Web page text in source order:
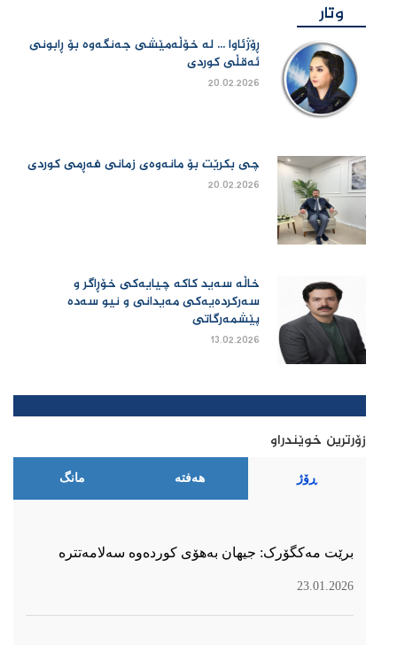
وتار
ڕۆژئاوا ... لە خۆڵەمێشی جەنگەوە بۆ ڕابونی
ئەقڵی کوردی
20.02.2026
چی بكرێت بۆ مانەوەی زمانی فەڕمی كوردی
20.02.2026
خاڵە سەید کاکە چیایەکی خۆڕاگر و
سەرکردەیەکی مەیدانی و نیو سەدە
پێشمەرگاتی
13.02.2026
زۆرترین خوێندراو
ڕۆژ هەفتە مانگ
برێت مەکگۆرک: جیهان بەهۆی کوردەوە سەلامەتترە
23.01.2026